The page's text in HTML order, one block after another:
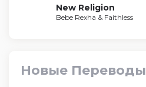
New Religion
Bebe Rexha & Faithless
Новые Переводы